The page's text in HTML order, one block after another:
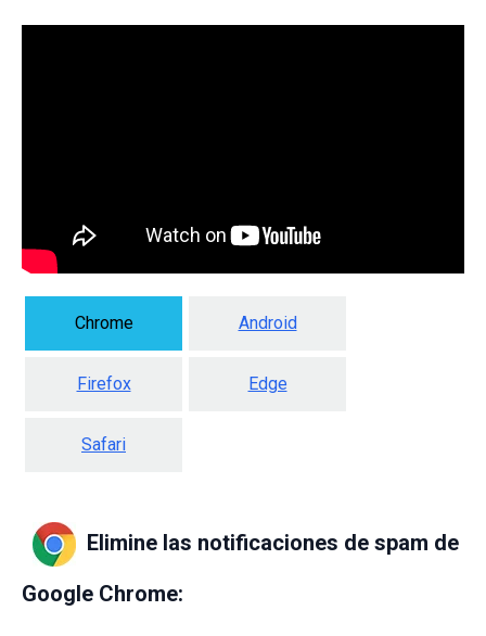
Chrome Android
Firefox Edge
Safari
Elimine las notificaciones de spam de
Google Chrome: